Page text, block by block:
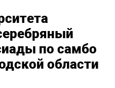
по самбо
области